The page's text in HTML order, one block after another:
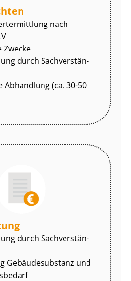
nach
Zwecke
durch Sach­ver­stän­
Abhandlung (ca. 30-50
durch Sach­ver­stän­
Gebäudesubstanz und